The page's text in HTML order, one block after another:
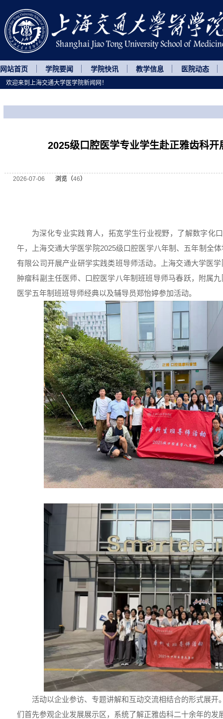
网站首页 学院要闻 学院快讯 教学信息 医院动态
2025级口腔医学专业学生赴正雅齿科开
2026-07-06 浏览（46）
为深化专业实践育人，拓宽学生行业视野，了解数字化
午，上海交通大学医学院2025级口腔医学八年制、五年制全
有限公司开展产业研学实践类班导师活动。上海交通大学医
肿瘤科副主任医师、口腔医学八年制班班导师马春跃，附属
医学五年制班班导师经典以及辅导员郑怡婷参加活动。
活动以企业参访、专题讲解和互动交流相结合的形式展开
们首先参观企业发展展示区，系统了解正雅齿科二十余年的发
欢迎来到上海交通大学医学院新闻网！